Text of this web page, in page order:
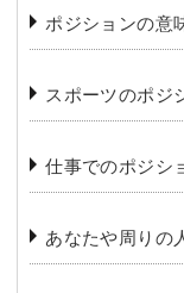
ポジションの意
スポーツのポジ
仕事でのポジシ
あなたや周りの